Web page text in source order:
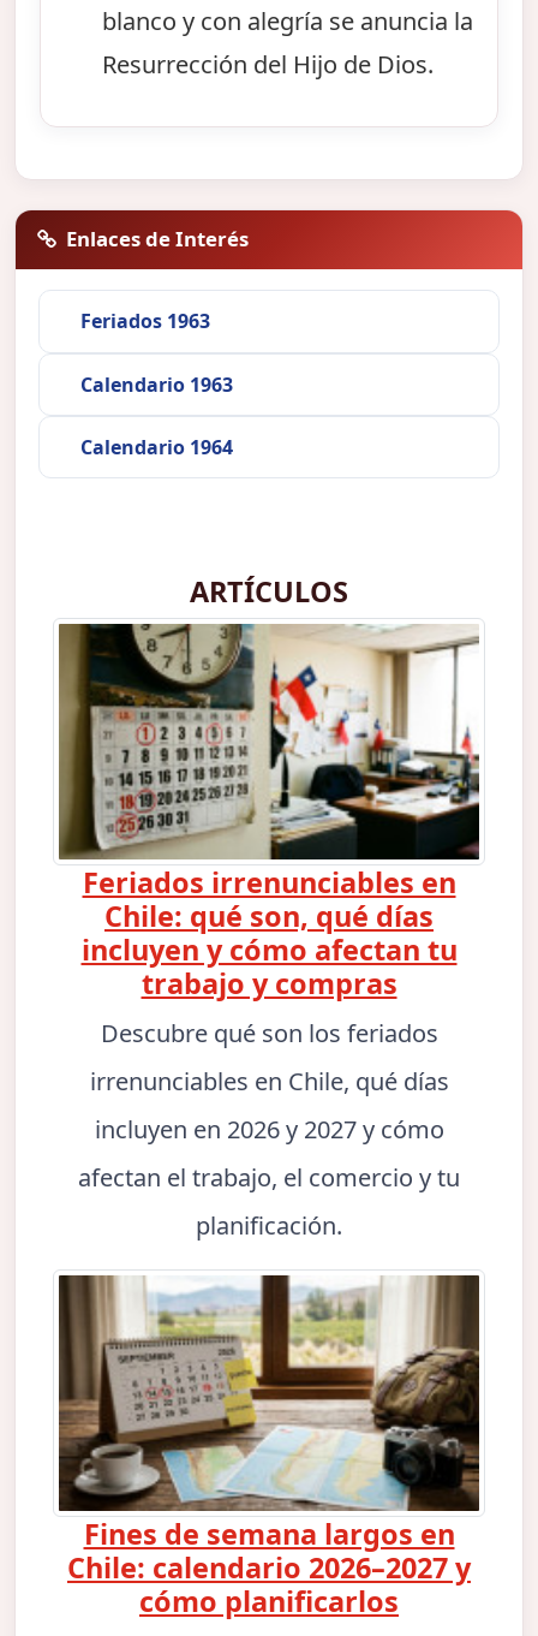
blanco y con alegría se anuncia la
Resurrección del Hijo de Dios.
Enlaces de Interés
Feriados 1963
Calendario 1963
Calendario 1964
ARTÍCULOS
Feriados irrenunciables en
Chile: qué son, qué días
incluyen y cómo afectan tu
trabajo y compras
Descubre qué son los feriados
irrenunciables en Chile, qué días
incluyen en 2026 y 2027 y cómo
afectan el trabajo, el comercio y tu
planificación.
Fines de semana largos en
Chile: calendario 2026–2027 y
cómo planificarlos